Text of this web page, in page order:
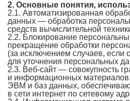
2. Основные понятия,
2.1. Автоматизированная
данных — обработка
средств вычислительной
2.2. Блокирование
прекращение обработки
(за исключением случаев, если
для уточнения персональных
2.3. Веб-сайт — совокупность
и информационных
ЭВМ и баз данных,
в сети интернет по сетевому